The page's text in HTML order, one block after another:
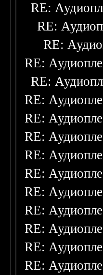
RE:
RE:
RE:
RE:
RE:
RE:
RE:
RE:
RE:
RE:
RE:
RE:
RE:
RE:
RE: